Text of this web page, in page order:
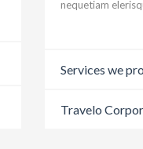
nequetiam
Services we
Travelo